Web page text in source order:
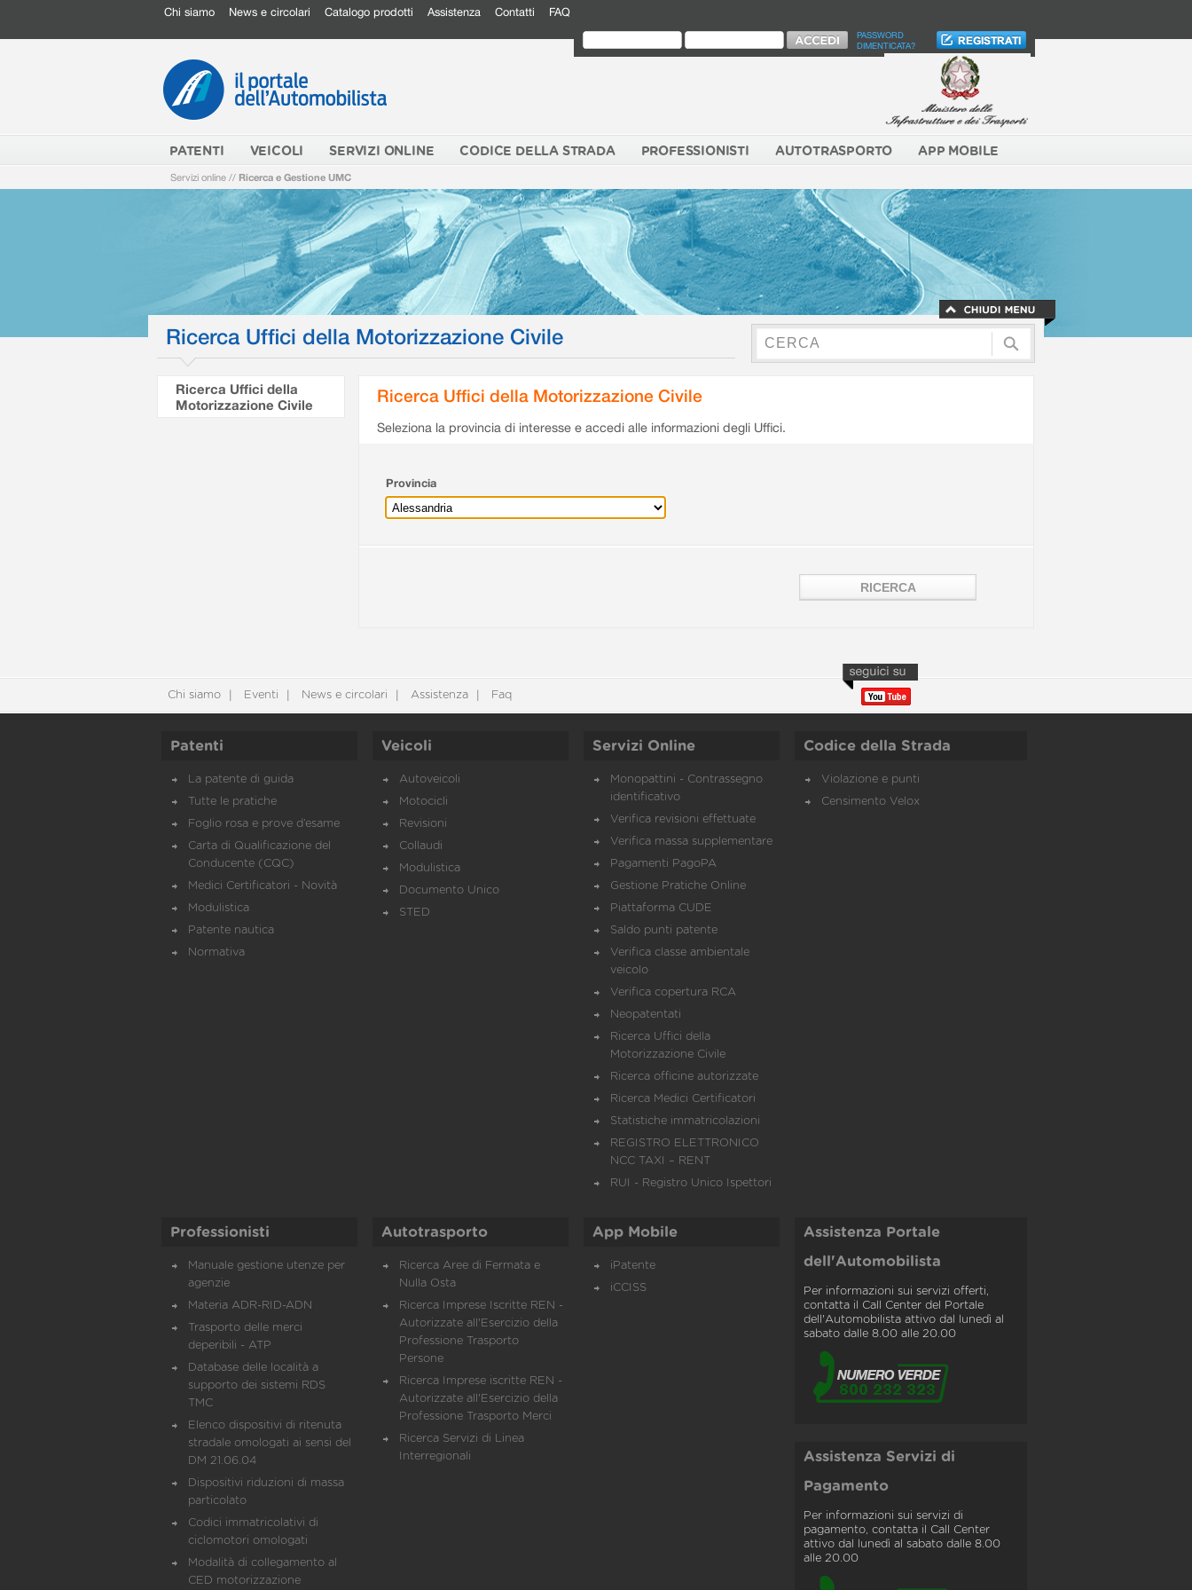
Chi siamo News e circolari Catalogo prodotti Assistenza Contatti FAQ
PASSWORD
DIMENTICATA?
PATENTI VEICOLI SERVIZI ONLINE CODICE DELLA STRADA PROFESSIONISTI AUTOTRASPORTO APP MOBILE
Servizi online // Ricerca e Gestione UMC
Ricerca Uffici della Motorizzazione Civile
Ricerca Uffici della
Motorizzazione Civile
Ricerca Uffici della Motorizzazione Civile
Seleziona la provincia di interesse e accedi alle informazioni degli Uffici.
Provincia
Chi siamo Eventi News e circolari Assistenza Faq
Patenti
La patente di guida
Tutte le pratiche
Foglio rosa e prove d’esame
Carta di Qualificazione del
Conducente (CQC)
Medici Certificatori - Novità
Modulistica
Patente nautica
Normativa
Veicoli
Autoveicoli
Motocicli
Revisioni
Collaudi
Modulistica
Documento Unico
STED
Servizi Online
Monopattini - Contrassegno
identificativo
Verifica revisioni effettuate
Verifica massa supplementare
Pagamenti PagoPA
Gestione Pratiche Online
Piattaforma CUDE
Saldo punti patente
Verifica classe ambientale
veicolo
Verifica copertura RCA
Neopatentati
Ricerca Uffici della
Motorizzazione Civile
Ricerca officine autorizzate
Ricerca Medici Certificatori
Statistiche immatricolazioni
REGISTRO ELETTRONICO
NCC TAXI – RENT
RUI - Registro Unico Ispettori
Codice della Strada
Violazione e punti
Censimento Velox
Professionisti
Manuale gestione utenze per
agenzie
Materia ADR-RID-ADN
Trasporto delle merci
deperibili - ATP
Database delle località a
supporto dei sistemi RDS
TMC
Elenco dispositivi di ritenuta
stradale omologati ai sensi del
DM 21.06.04
Dispositivi riduzioni di massa
particolato
Codici immatricolativi di
ciclomotori omologati
Modalità di collegamento al
CED motorizzazione
Autotrasporto
Ricerca Aree di Fermata e
Nulla Osta
Ricerca Imprese Iscritte REN -
Autorizzate all'Esercizio della
Professione Trasporto
Persone
Ricerca Imprese iscritte REN -
Autorizzate all'Esercizio della
Professione Trasporto Merci
Ricerca Servizi di Linea
Interregionali
App Mobile
iPatente
iCCISS
Assistenza Portale
dell'Automobilista
Per informazioni sui servizi offerti,
contatta il Call Center del Portale
dell'Automobilista attivo dal lunedì al
sabato dalle 8.00 alle 20.00
Assistenza Servizi di
Pagamento
Per informazioni sui servizi di
pagamento, contatta il Call Center
attivo dal lunedì al sabato dalle 8.00
alle 20.00